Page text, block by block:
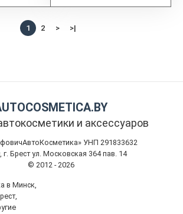
1 2 > >|
и аксессуаров
УНП 291833632
г. Брест ул. Московская 364 пав. 14
© 2012 - 2026
в Минск,